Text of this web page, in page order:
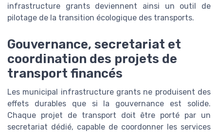
infrastructure grants deviennent ainsi un outil de
pilotage de la transition écologique des transports.
Gouvernance, secretariat et
coordination des projets de
transport financés
Les municipal infrastructure grants ne produisent des
effets durables que si la gouvernance est solide.
Chaque projet de transport doit être porté par un
secretariat dédié, capable de coordonner les services